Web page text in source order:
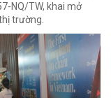
NQ/TW, khai mở
trường.